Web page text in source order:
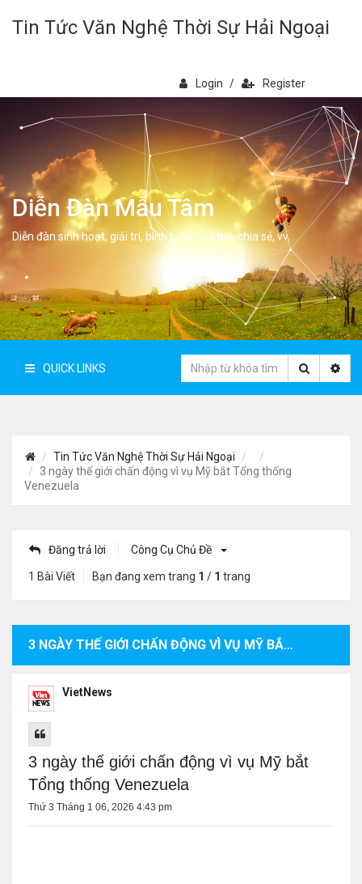
Tin Tức Văn Nghệ Thời Sự Hải Ngoại
Login / Register
Diễn Đàn Mẫu Tâm
Diễn đàn sinh hoạt, giải trí, bình luân, học hỏi, chia sẻ, vv.
QUICK LINKS
Tin Tức Văn Nghệ Thời Sự Hải Ngoại
3 ngày thế giới chấn động vì vụ Mỹ bắt Tổng thống
Venezuela
Đăng trả lời Công Cụ Chủ Đề
1 Bài Viết Bạn đang xem trang 1 / 1 trang
3 NGÀY THẾ GIỚI CHẤN ĐỘNG VÌ VỤ MỸ BẮT TỔNG THỐNG VENEZUELA
VietNews
3 ngày thế giới chấn động vì vụ Mỹ bắt
Tổng thống Venezuela
Thứ 3 Tháng 1 06, 2026 4:43 pm